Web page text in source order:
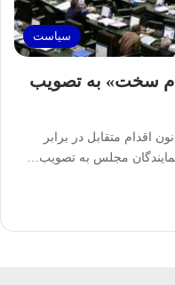
سیاست
سخت» به تصویب
اقدام متقابل در برابر
نمایندگان مجلس به تصویب…